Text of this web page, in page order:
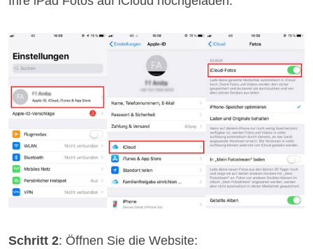
Schritt 2: Öffnen Sie die Website: